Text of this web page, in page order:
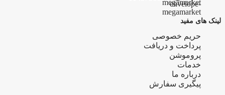
لینک های مفید
حریم خصوصی
پرداخت و دریافت
پروموشن
خدمات
درباره ما
پیگیری سفارش